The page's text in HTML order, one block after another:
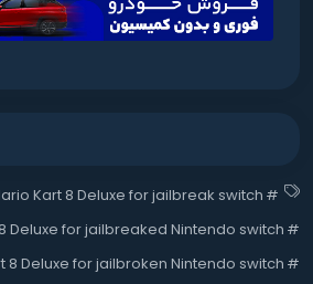
#
Kart 8 Deluxe for jailbreak switch
#
Deluxe for jailbreaked Nintendo switch
#
8 Deluxe for jailbroken Nintendo switch